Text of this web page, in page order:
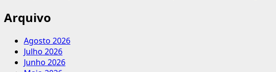
Arquivo
Agosto 2026
Julho 2026
Junho 2026